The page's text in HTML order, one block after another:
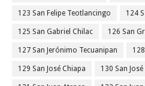
123 San Felipe Teotlancingo 124
125 San Gabriel Chilac 126 San
127 San Jerónimo Tecuanipan
129 San José Chiapa 130 San